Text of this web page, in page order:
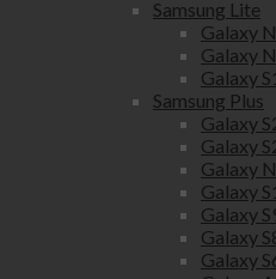
Samsung Lite
Galaxy
Galaxy
Galaxy
Samsung Plus
Galaxy
Galaxy
Galaxy
Galaxy
Galaxy
Galaxy
Galaxy